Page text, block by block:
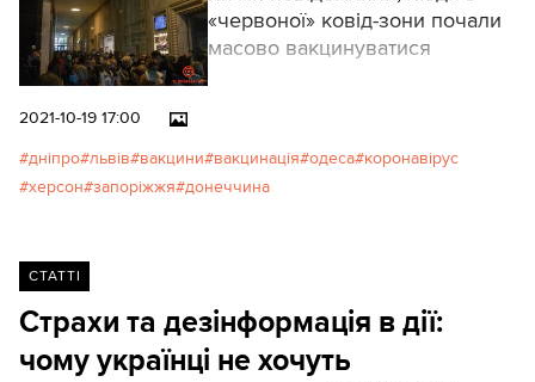
«червоної» ковід-зони почали
масово вакцинуватися
2021-10-19 17:00
дніпро львів вакцини вакцинація одеса коронавірус
херсон запоріжжя донеччина
СТАТТІ
Страхи та дезінформація в дії:
чому українці не хочуть